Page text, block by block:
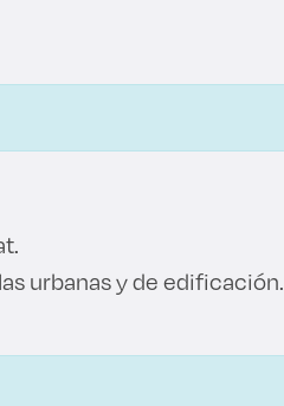
urbanas y de edificación.